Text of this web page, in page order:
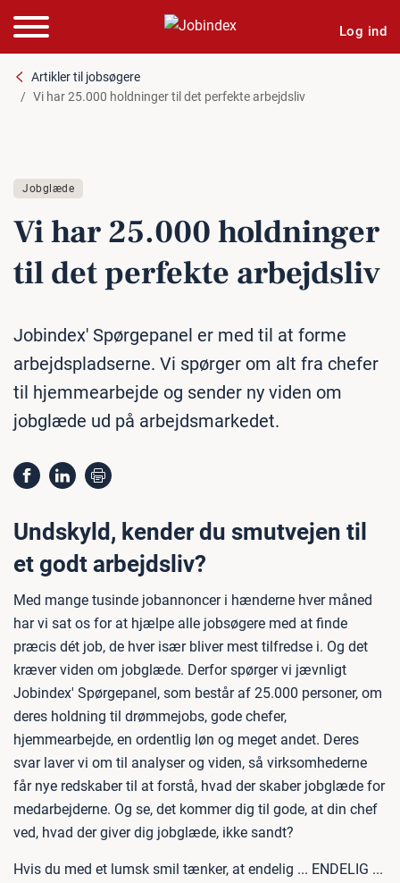
Log ind
Artikler til jobsøgere
Vi har 25.000 holdninger til det perfekte arbejdsliv
Jobglæde
Vi har 25.000 hold­nin­ger
til det perfekte ar­bejds­liv
Jobindex' Spørgepanel er med til at forme
arbejdspladserne. Vi spørger om alt fra chefer
til hjemmearbejde og sender ny viden om
jobglæde ud på arbejdsmarkedet.
Undskyld, kender du smutvejen til
et godt arbejdsliv?
Med mange tusinde jobannoncer i hænderne hver måned
har vi sat os for at hjælpe alle jobsøgere med at finde
præcis dét job, de hver især bliver mest tilfredse i. Og det
kræver viden om jobglæde. Derfor spørger vi jævnligt
Jobindex' Spørgepanel, som består af 25.000 personer, om
deres holdning til drømmejobs, gode chefer,
hjemmearbejde, en ordentlig løn og meget andet. Deres
svar laver vi om til analyser og viden, så virksomhederne
får nye redskaber til at forstå, hvad der skaber jobglæde for
medarbejderne. Og se, det kommer dig til gode, at din chef
ved, hvad der giver dig jobglæde, ikke sandt?
Hvis du med et lumsk smil tænker, at endelig ... ENDELIG ...